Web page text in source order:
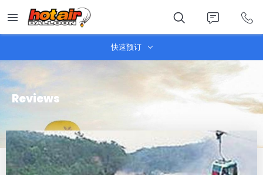
main
content
快速预订
Reviews